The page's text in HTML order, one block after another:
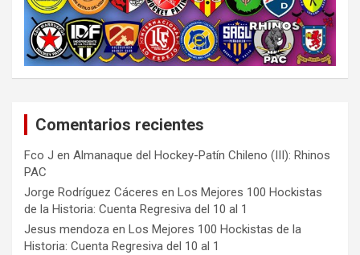
Comentarios recientes
Fco J en Almanaque del Hockey-Patín Chileno (III): Rhinos
PAC
Jorge Rodríguez Cáceres en Los Mejores 100 Hockistas
de la Historia: Cuenta Regresiva del 10 al 1
Jesus mendoza en Los Mejores 100 Hockistas de la
Historia: Cuenta Regresiva del 10 al 1